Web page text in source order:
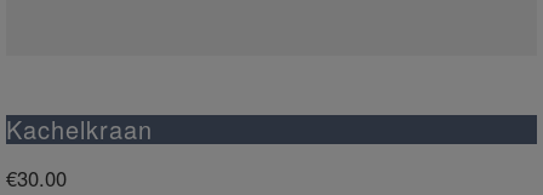
Kachelkraan
€30.00